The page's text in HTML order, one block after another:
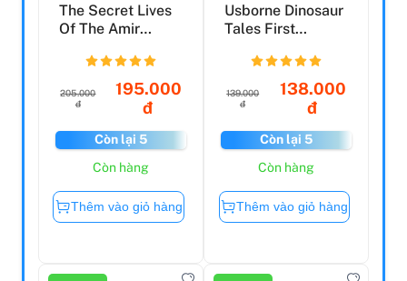
The Secret Lives
Of The Amir
Airside,...
205.000
đ
195.000
đ
Còn lại 5
Còn hàng
Thêm vào giỏ hàng
Usborne Dinosaur
Tales First
The ...
139.000
đ
138.000
đ
Còn lại 5
Còn hàng
Thêm vào giỏ hàng